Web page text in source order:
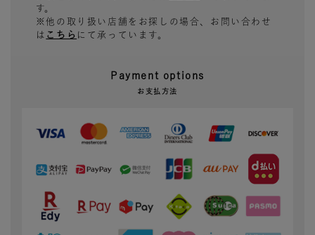
す。
※他の取り扱い店舗をお探しの場合、お問い合わせ
は こちら にて承っています。
Payment options
お支払方法